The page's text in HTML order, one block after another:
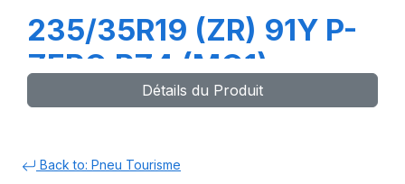
235/35R19 (ZR) 91Y P-
ZERO PZ4 (MO1)
Détails du Produit
Back to: Pneu Tourisme